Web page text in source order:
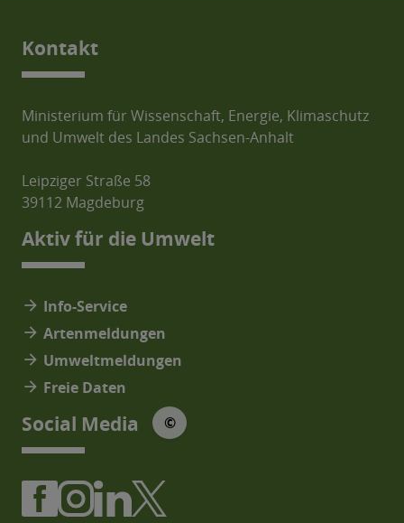
Kontakt
Ministerium für Wissenschaft, Energie, Klimaschutz
und Umwelt des Landes Sachsen-Anhalt
Leipziger Straße 58
39112 Magdeburg
Aktiv für die Umwelt
arrow_forward Info-Service
arrow_forward Artenmeldungen
arrow_forward Umweltmeldungen
arrow_forward Freie Daten
Social Media © © Social Media Icons: jam-